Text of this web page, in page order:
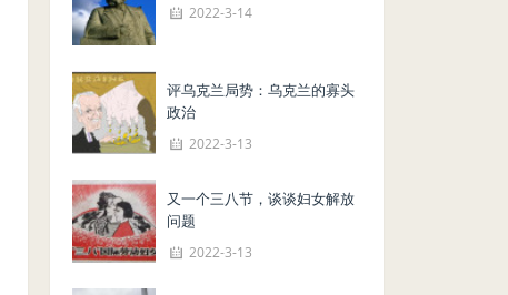
2022-3-14
评乌克兰局势：乌克兰的寡头
政治
2022-3-13
又一个三八节，谈谈妇女解放
问题
2022-3-13